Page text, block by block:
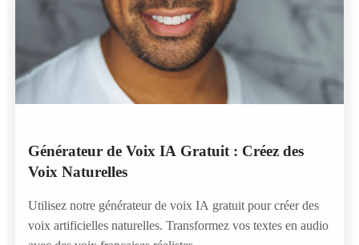
Générateur de Voix IA Gratuit : Créez des
Voix Naturelles
Utilisez notre générateur de voix IA gratuit pour créer des
voix artificielles naturelles. Transformez vos textes en audio